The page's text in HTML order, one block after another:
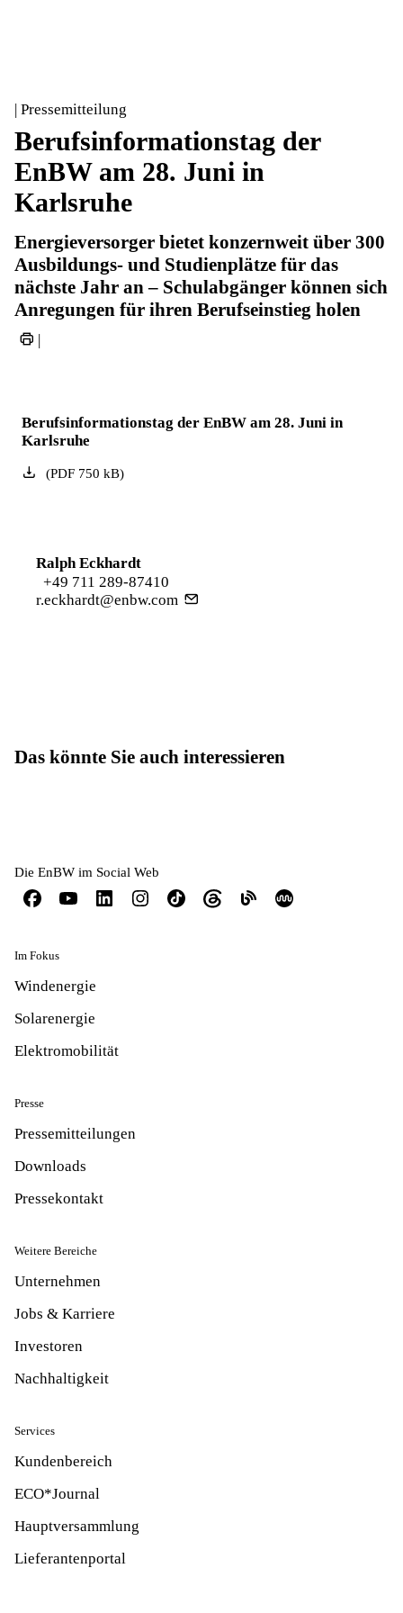
| Pressemitteilung
Berufsinformationstag der
EnBW am 28. Juni in
Karlsruhe
Energieversorger bietet konzernweit über 300
Ausbildungs- und Studienplätze für das
nächste Jahr an – Schulabgänger können sich
Anregungen für ihren Berufseinstieg holen
|
Berufsinformationstag der EnBW am 28. Juni in
Karlsruhe
(PDF750 kB)
Ralph Eckhardt
+49 711 289-87410
r.eckhardt@enbw.com
Das könnte Sie auch interessieren
Die EnBW im Social Web
Im Fokus
Windenergie
Solarenergie
Elektromobilität
Presse
Pressemitteilungen
Downloads
Pressekontakt
Weitere Bereiche
Unternehmen
Jobs & Karriere
Investoren
Nachhaltigkeit
Services
Kundenbereich
ECO*Journal
Hauptversammlung
Lieferantenportal